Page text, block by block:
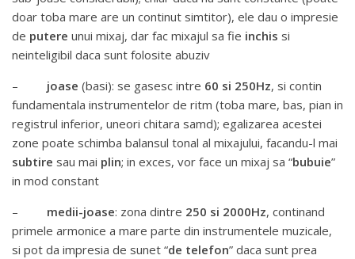
doar toba mare are un continut simtitor), ele dau o impresie
de putere unui mixaj, dar fac mixajul sa fie inchis si
neinteligibil daca sunt folosite abuziv
– joase (basi): se gasesc intre 60 si 250Hz, si contin
fundamentala instrumentelor de ritm (toba mare, bas, pian in
registrul inferior, uneori chitara samd); egalizarea acestei
zone poate schimba balansul tonal al mixajului, facandu-l mai
subtire sau mai plin; in exces, vor face un mixaj sa “bubuie”
in mod constant
– medii-joase: zona dintre 250 si 2000Hz, continand
primele armonice a mare parte din instrumentele muzicale,
si pot da impresia de sunet “de telefon” daca sunt prea